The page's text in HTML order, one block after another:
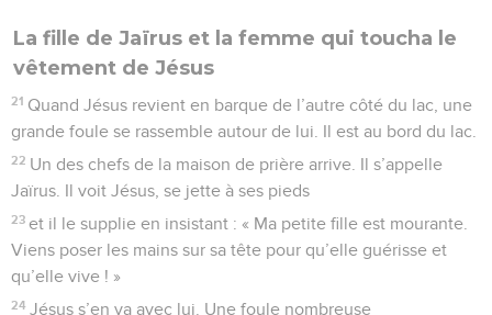
La fille de Jaïrus et la femme qui toucha le
vêtement de Jésus
21 Quand Jésus revient en barque de l’autre côté du lac, une
grande foule se rassemble autour de lui. Il est au bord du lac.
22 Un des chefs de la maison de prière arrive. Il s’appelle
Jaïrus. Il voit Jésus, se jette à ses pieds
23 et il le supplie en insistant : « Ma petite fille est mourante.
Viens poser les mains sur sa tête pour qu’elle guérisse et
qu’elle vive ! »
24 Jésus s’en va avec lui. Une foule nombreuse